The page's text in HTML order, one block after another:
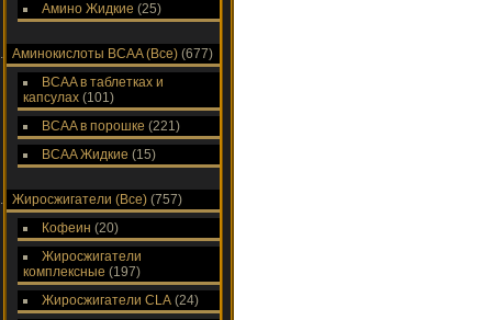
Амино Жидкие (25)
Аминокислоты ВСAA (Все) (677)
ВСAA в таблетках и
капсулах (101)
ВСAA в порошке (221)
ВСAA Жидкие (15)
Жиросжигатели (Все) (757)
Кофеин (20)
Жиросжигатели
комплексные (197)
Жиросжигатели CLA (24)